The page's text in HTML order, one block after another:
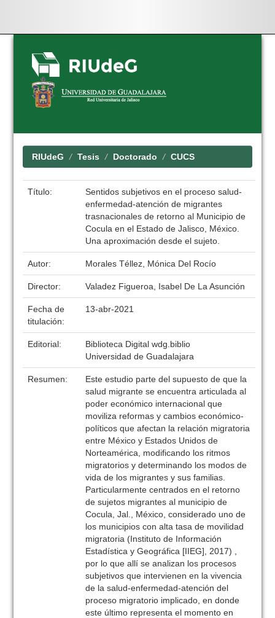
Skip
navigation
RIUdeG Tesis Doctorado CUCS
Título:
Sentidos subjetivos en el proceso salud-
enfermedad-atención de migrantes
trasnacionales de retorno al Municipio de
Cocula en el Estado de Jalisco, México.
Una aproximación desde el sujeto.
Autor: Morales Téllez, Mónica Del Rocío
Director: Valadez Figueroa, Isabel De La Asunción
Fecha de
titulación:
13-abr-2021
Editorial:
Biblioteca Digital wdg.biblio
Universidad de Guadalajara
Resumen:
Este estudio parte del supuesto de que la
salud migrante se encuentra articulada al
poder económico internacional que
moviliza reformas y cambios económico-
políticos que afectan la relación migratoria
entre México y Estados Unidos de
Norteamérica, modificando los ritmos
migratorios y determinando los modos de
vida de los migrantes y sus familias.
Particularmente centrados en el retorno
de sujetos migrantes al municipio de
Cocula, Jal., México, considerado uno de
los municipios con alta tasa de movilidad
migratoria (Instituto de Información
Estadística y Geográfica [IIEG], 2017) ,
por lo que allí se analizan los procesos
subjetivos que intervienen en la vivencia
de la salud-enfermedad-atención del
proceso migratorio implicado, en donde
este último representa el momento en